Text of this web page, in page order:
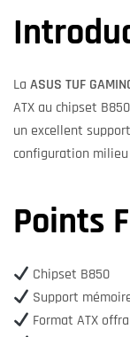
La ASUS TUF
ATX au chipset
un excellent
configuration
Points
Chipset B850
Support
Format ATX